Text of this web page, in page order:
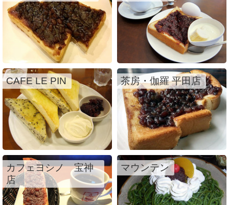
CAFE LE PIN 茶房・伽羅 平田店
カフェヨシノ 宝神
店
マウンテン